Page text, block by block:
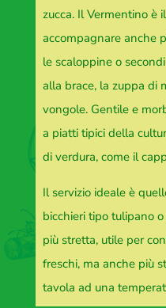
zucca. Il Vermentino è
accompagnare anche
le scaloppine o
alla brace, la zuppa di
vongole. Gentile e
a piatti tipici della
di verdura, come il
Il servizio ideale è
bicchieri tipo tulipano
più stretta, utile per
freschi, ma anche più
tavola ad una